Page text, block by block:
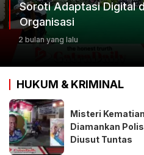
Adaptasi Digital dan
yang lalu
HUKUM & KRIMINAL
Misteri
Diamankan
Diusut Tuntas